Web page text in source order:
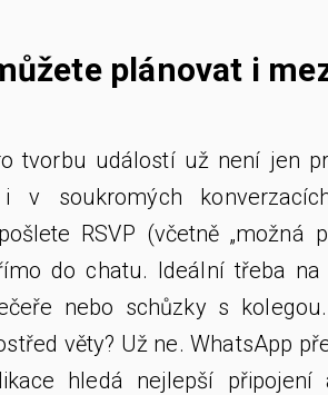
plánovat i
tvorbu událostí už není jen
v soukromých
RSVP (včetně „možná
do chatu. Ideální třeba na
nebo schůzky s
věty? Už ne. WhatsApp
hledá nejlepší připojení